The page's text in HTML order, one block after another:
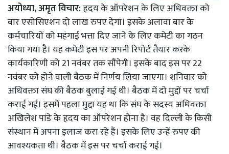
अयोध्या, अमृत विचार:हृदय के ऑपरेशन के लिए अधिवक्ता को
बार एसोसिएशन दो लाख रुपए देगा। इसके अलावा बार के
कर्मचारियों को महंगाई भत्ता दिए जाने के लिए कमेटी का गठन
किया गया है। यह कमेटी इस पर अपनी रिपोर्ट तैयार करके
कार्यकारिणी को 21 नवंबर तक सौंपेगी। इसके बाद इस पर 22
नवंबर को होने वाली बैठक में निर्णय लिया जाएगा। शनिवार को
अधिवक्ता संघ की बैठक बुलाई गई थी। बैठक में दो मुद्दों पर चर्चा
कराई गई। इसमें पहला मुद्दा यह था कि संघ के सदस्य अधिवक्ता
अखिलेश पांडे के हृदय का ऑपरेशन होना है। वह दिल्ली के किसी
संस्थान में अपना इलाज करा रहे हैं। इसके लिए उन्हें रुपए की
आवश्यकता थी। बैठक में इस पर चर्चा कराई गई।